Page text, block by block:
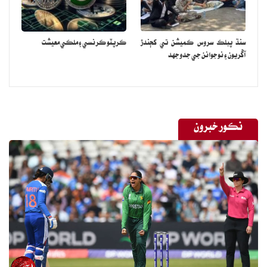
اهڙو ڪو فيصلو ڪري سگهن يا اهڙي ڪا قرارداد پيش ڪري سگهن جنهن
۾ ڪو قانون يا ڪا قراداد هجي جنهن ۾ انهن وٽ ايتري ووٽنگ به هجي
جنهن ۾ اهي ايئن قرارداد پيش يا پاس ڪن.
سينيٽ وٽ پوءِ به اختيار آهي ته اهي اهڙي ڪا قرارداد پيش ۽ پاس ڪري
سگهن ٿا پر ادارن جي اندر مداخلت وري به سمجهھ کان ٻاهر آ ان ڪري ته
اليڪشن ڪميشن جيڪو به فيصلو ڪري ٿي ان ڪري عدالتن ۾ چيلينج
ڪيو ٿو وڃي يا ڪڏهن اهي فيصلا صدر جي آفيس ۾ اڙجي ٿا پون جيئن
ماضي ۾ صدر علوي هر اها ڳالھه ڪندو هيو جنهن ۾ يا ايوان جي طرفان
پيش ۽ پاس ٿيل ڪا ڳالھ هوندي هئي يا ڪو بل ان وٽ جي ويندو به هيو
ته هو ان ڳالھ کي پهرين پي ٽي آءِ جي آفيس ۽ پاليسي ۾ رکي انهن جي
راءِ وٺي پوءِ فيصلو ڪندو هيو يا ڪا اُڙي ٿُڙي صحي به ڪندو هيو.
سنڌ پبلڪ سروس ڪميشن تي کڄندڙ
آڱريون ۽ نوجوانن جي جدوجهد
ڪرپٽو ڪرنسي ۽ ملڪي معيشت
نڪور خبرون